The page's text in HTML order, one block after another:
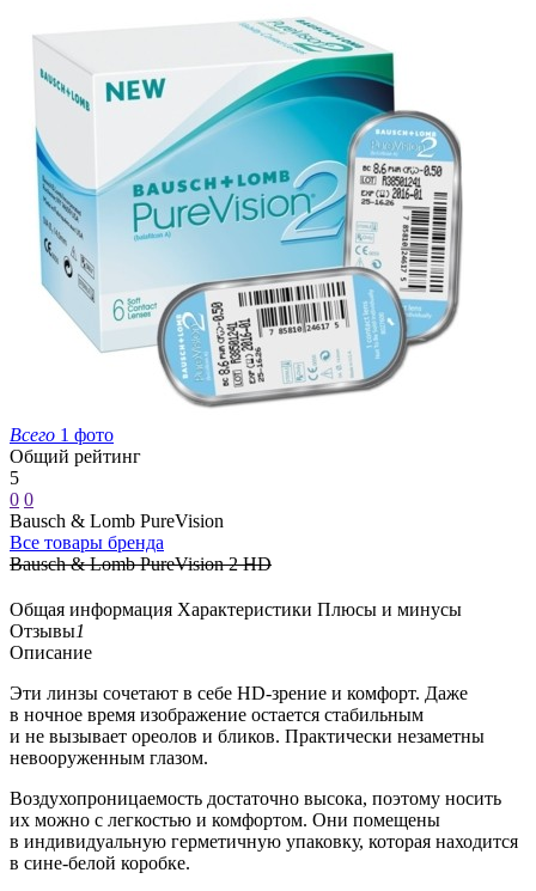
Всего 1 фото
Общий рейтинг
5
0 0
Bausch & Lomb PureVision
Все товары бренда
Bausch & Lomb PureVision 2 HD
Общая информация Характеристики Плюсы и минусы
Отзывы1
Описание
Эти линзы сочетают в себе HD-зрение и комфорт. Даже
в ночное время изображение остается стабильным
и не вызывает ореолов и бликов. Практически незаметны
невооруженным глазом.
Воздухопроницаемость достаточно высока, поэтому носить
их можно с легкостью и комфортом. Они помещены
в индивидуальную герметичную упаковку, которая находится
в сине-белой коробке.